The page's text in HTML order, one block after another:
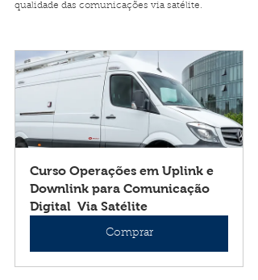
qualidade das comunicações via satélite.
Curso Operações em Uplink e
Downlink para Comunicação
Digital  Via Satélite
Comprar